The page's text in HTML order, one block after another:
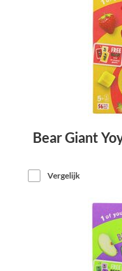
Bear Giant
Vergelijk